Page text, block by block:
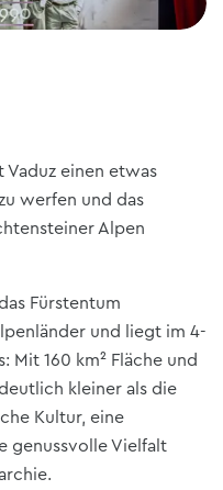
einen etwas
werfen und das
Alpen
Fürstentum
und liegt im 4-
Mit 160 km² Fläche und
kleiner als die
Kultur, eine
genussvolle Vielfalt